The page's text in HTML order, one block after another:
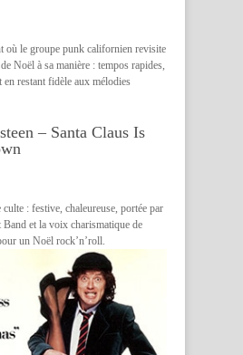
où le groupe punk californien revisite
Noël à sa manière : tempos rapides,
en restant fidèle aux mélodies
– Santa Claus Is
: festive, chaleureuse, portée par
Band et la voix charismatique de
un Noël rock’n’roll.